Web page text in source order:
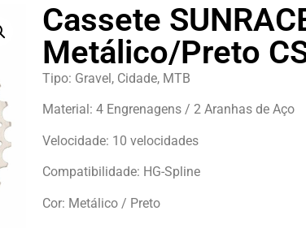
Cassete
Metálico/Preto
Tipo: Gravel, Cidade, MTB
Material: 4 Engrenagens / 2 Aranhas de Aço
Velocidade: 10 velocidades
Compatibilidade: HG-Spline
Cor: Metálico / Preto